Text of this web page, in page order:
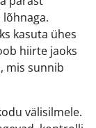
kasuta ühes
hiirte jaoks
mis sunnib
välisilmele.